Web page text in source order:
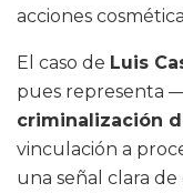
acciones
El caso de Luis
pues representa
criminalización
vinculación a
una señal clara